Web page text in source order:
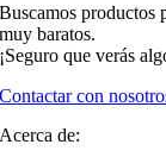
Buscamos productos
muy baratos.
¡Seguro que verás
Contactar con
Acerca de: